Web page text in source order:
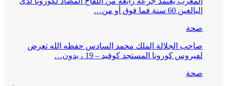
البالغين 60 سنة فما فوق أو من…
صحة
صاحب الجلالة الملك محمد السادس حفظه الله تعرض
لفيروس كورونا المستجد كوفيد – 19 ، بدون…
صحة